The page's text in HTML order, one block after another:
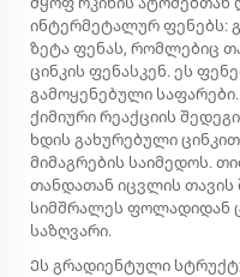
ინტერმეტალურ ფენებს:
ზეტა ფენას, რომლებიც
ცინკის ფენასკენ. ეს
გამოყენებული
ქიმიური რეაქციის
ხდის გახურებული
მიმაგრების საიმედოს.
თანდათან იცვლის თავის
სიმშრალეს ფოლადიდან
საზღვარი.
Ეს გრადიენტული